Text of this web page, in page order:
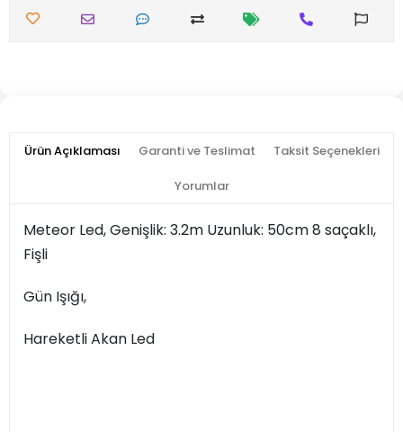
Ürün Açıklaması Garanti ve Teslimat Taksit Seçenekleri
Yorumlar
Meteor Led, Genişlik: 3.2m Uzunluk: 50cm 8 saçaklı,
Fişli
Gün Işığı,
Hareketli Akan Led